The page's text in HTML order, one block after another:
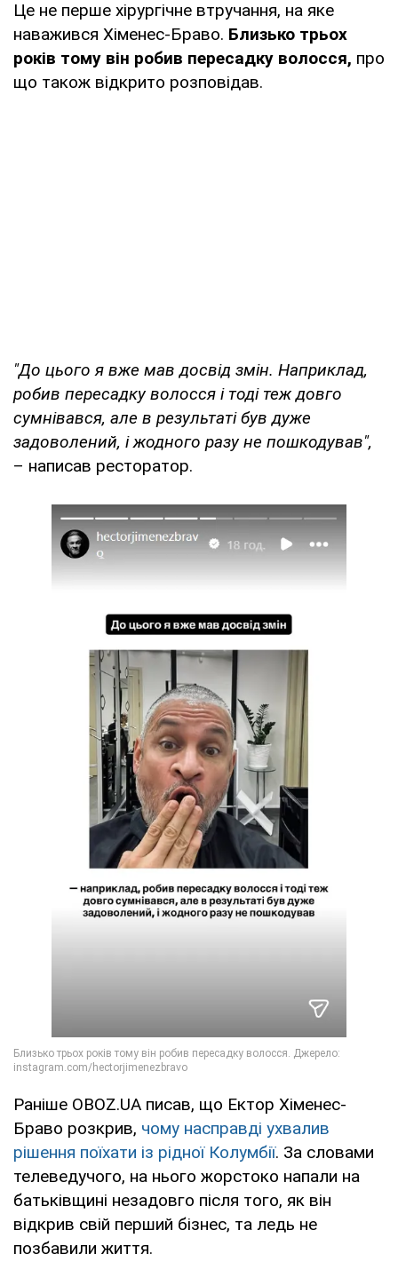
Це не перше хірургічне втручання, на яке
наважився Хіменес-Браво. Близько трьох
років тому він робив пересадку волосся, про
що також відкрито розповідав.
"До цього я вже мав досвід змін. Наприклад,
робив пересадку волосся і тоді теж довго
сумнівався, але в результаті був дуже
задоволений, і жодного разу не пошкодував",
– написав ресторатор.
Раніше OBOZ.UA писав, що Ектор Хіменес-
Браво розкрив, чому насправді ухвалив
рішення поїхати із рідної Колумбії. За словами
телеведучого, на нього жорстоко напали на
батьківщині незадовго після того, як він
відкрив свій перший бізнес, та ледь не
позбавили життя.